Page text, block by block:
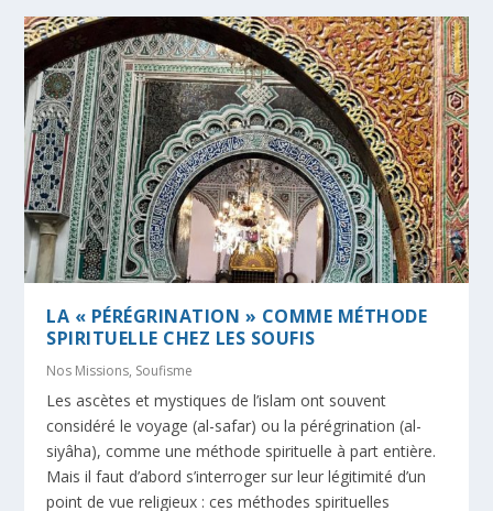
LA « PÉRÉGRINATION » COMME MÉTHODE
SPIRITUELLE CHEZ LES SOUFIS
Nos Missions, Soufisme
Les ascètes et mystiques de l’islam ont souvent
considéré le voyage (al-safar) ou la pérégrination (al-
siyâha), comme une méthode spirituelle à part entière.
Mais il faut d’abord s’interroger sur leur légitimité d’un
point de vue religieux : ces méthodes spirituelles